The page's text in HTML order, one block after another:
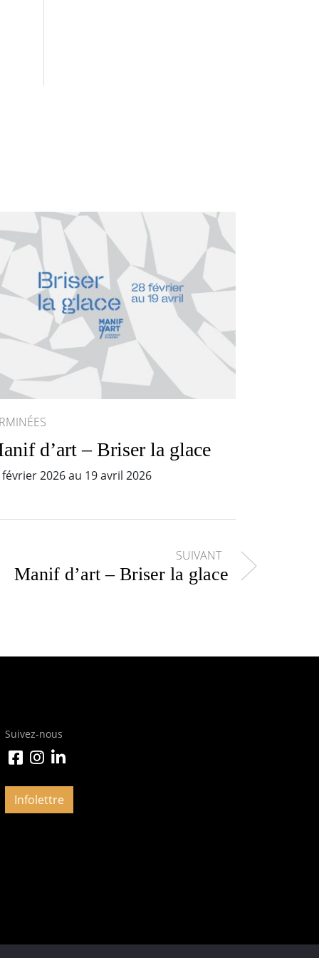
d’art – Briser la glace
2026 au 19 avril 2026
SUIVANT
Manif d’art – Briser la glace
Suivez-nous
Infolettre